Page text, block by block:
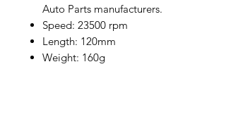
Auto Parts manufacturers.
Speed: 23500 rpm
Length: 120mm
Weight: 160g